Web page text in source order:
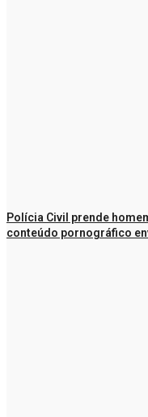
Polícia Civil prende
conteúdo pornográfico